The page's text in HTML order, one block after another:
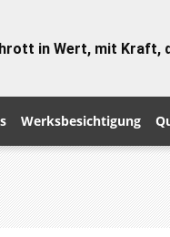
in Wert, mit Kraft,
Werksbesichtigung